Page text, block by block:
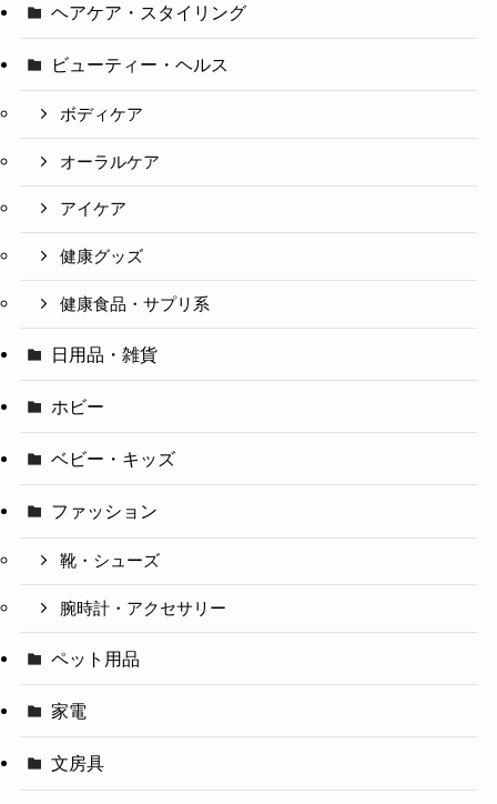
ヘアケア・スタイリング
ビューティー・ヘルス
ボディケア
オーラルケア
アイケア
健康グッズ
健康食品・サプリ系
日用品・雑貨
ホビー
ベビー・キッズ
ファッション
靴・シューズ
腕時計・アクセサリー
ペット用品
家電
文房具